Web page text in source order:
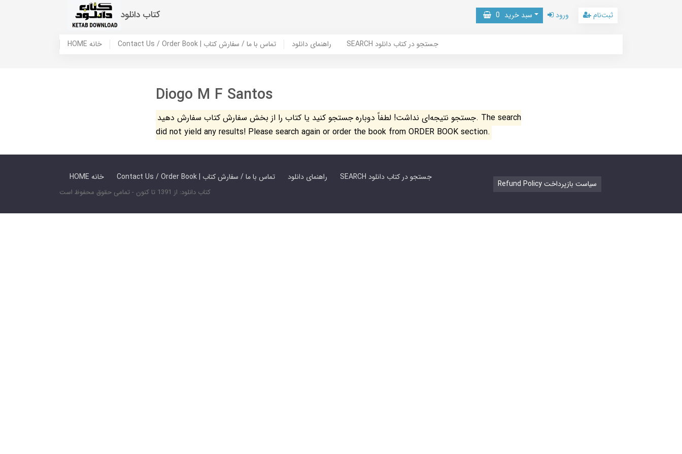
کتاب دانلود سبد خرید 0 ورود ثبت‌نام
HOME خانه Contact Us / Order Book | تماس با ما / سفارش کتاب راهنمای دانلود SEARCH جستجو در کتاب دانلود
Diogo M F Santos
جستجو نتیجه‌ای نداشت! لطفاً دوباره جستجو کنید یا کتاب را از بخش سفارش کتاب سفارش دهید. The search
did not yield any results! Please search again or order the book from ORDER BOOK section.
HOME خانه Contact Us / Order Book | تماس با ما / سفارش کتاب راهنمای دانلود SEARCH جستجو در کتاب دانلود
کتاب دانلود: از 1391 تا کنون - تمامی حقوق محفوظ است
Refund Policy سیاست بازپرداخت